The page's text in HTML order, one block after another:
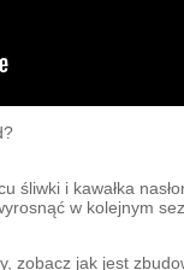
śliwki i kawałka
w kolejnym
zobacz jak jest